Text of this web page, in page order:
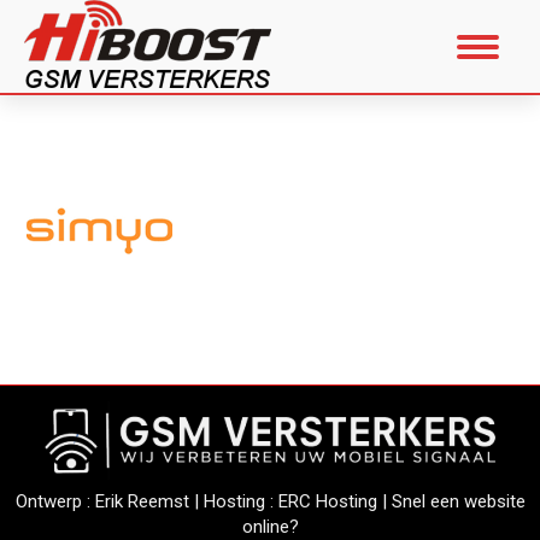
Ontwerp : Erik Reemst| Hosting : ERC Hosting | Snel een website
online?